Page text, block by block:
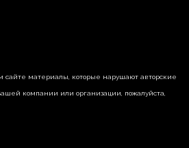
материалы, которые нарушают авторские
компании или организации, пожалуйста,